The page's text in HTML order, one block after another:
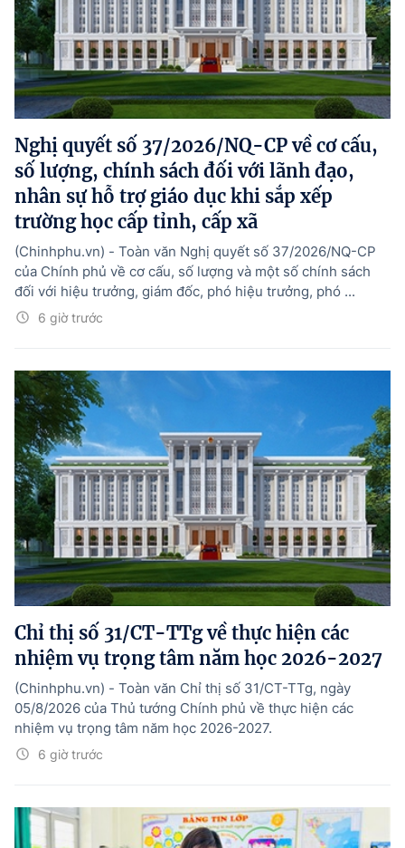
Nghị quyết số 37/2026/NQ-CP về cơ cấu,
số lượng, chính sách đối với lãnh đạo,
nhân sự hỗ trợ giáo dục khi sắp xếp
trường học cấp tỉnh, cấp xã
6 giờ trước
(Chinhphu.vn) - Toàn văn Nghị quyết số 37/2026/NQ-CP
của Chính phủ về cơ cấu, số lượng và một số chính sách
đối với hiệu trưởng, giám đốc, phó hiệu trưởng, phó ...
Chỉ thị số 31/CT-TTg về thực hiện các
nhiệm vụ trọng tâm năm học 2026-2027
6 giờ trước
(Chinhphu.vn) - Toàn văn Chỉ thị số 31/CT-TTg, ngày
05/8/2026 của Thủ tướng Chính phủ về thực hiện các
nhiệm vụ trọng tâm năm học 2026-2027.